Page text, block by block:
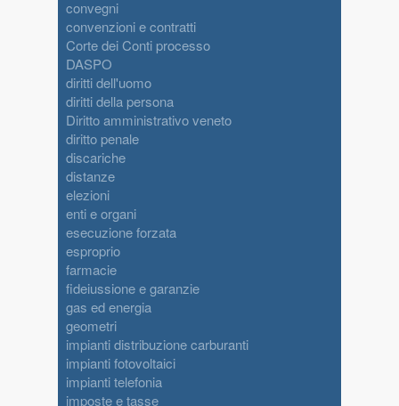
convegni
convenzioni e contratti
Corte dei Conti processo
DASPO
diritti dell'uomo
diritti della persona
Diritto amministrativo veneto
diritto penale
discariche
distanze
elezioni
enti e organi
esecuzione forzata
esproprio
farmacie
fideiussione e garanzie
gas ed energia
geometri
impianti distribuzione carburanti
impianti fotovoltaici
impianti telefonia
imposte e tasse